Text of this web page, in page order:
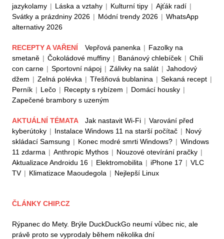
jazykolamy | Láska a vztahy | Kulturní tipy | Ajťák radí |
Svátky a prázdniny 2026 | Módní trendy 2026 | WhatsApp
alternativy 2026
RECEPTY A VAŘENÍ Vepřová panenka | Fazolky na
smetaně | Čokoládové muffiny | Banánový chlebíček | Chili
con carne | Sportovní nápoj | Zálivky na salát | Jahodový
džem | Zelná polévka | Třešňová bublanina | Sekaná recept |
Perník | Lečo | Recepty s rybízem | Domácí housky |
Zapečené brambory s uzeným
AKTUÁLNÍ TÉMATA Jak nastavit Wi-Fi | Varování před
kyberútoky | Instalace Windows 11 na starší počítač | Nový
skládací Samsung | Konec modré smrti Windows? | Windows
11 zdarma | Anthropic Mythos | Nouzové otevírání pračky |
Aktualizace Androidu 16 | Elektromobilita | iPhone 17 | VLC
TV | Klimatizace Maoudegola | Nejlepší Linux
ČLÁNKY CHIP.CZ
Rýpanec do Mety. Brýle DuckDuckGo neumí vůbec nic, ale
právě proto se vyprodaly během několika dní